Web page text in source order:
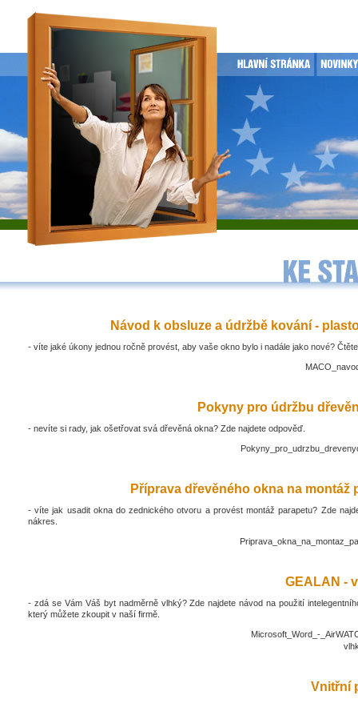
Návod k obsluze a údržbě kování -
- víte jaké úkony jednou ročně provést, aby vaše okno bylo i nadále jako nové?
Pokyny pro údržbu
- nevíte si rady, jak ošetřovat svá dřevěná okna? Zde najdete odpověď.
Příprava dřevěného okna na montáž
- víte jak usadit okna do zednického otvoru a provést montáž parapetu? Zde
nákres.
GEALAN -
- zdá se Vám Váš byt nadměrně vlhký? Zde najdete návod na použití
který můžete zkoupit v naší firmě.
Microsoft_Word_-
Vnitřní